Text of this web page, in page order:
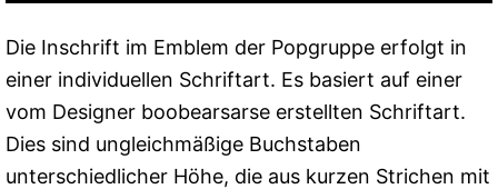
Die Inschrift im Emblem der Popgruppe erfolgt in
einer individuellen Schriftart. Es basiert auf einer
vom Designer boobearsarse erstellten Schriftart.
Dies sind ungleichmäßige Buchstaben
unterschiedlicher Höhe, die aus kurzen Strichen mit